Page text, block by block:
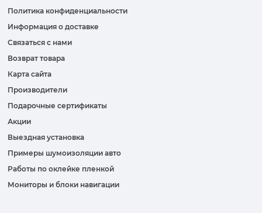
Политика конфиденциальности
Информация о доставке
Связаться с нами
Возврат товара
Карта сайта
Производители
Подарочные сертификаты
Акции
Выездная установка
Примеры шумоизоляции авто
Работы по оклейке пленкой
Мониторы и блоки навигации